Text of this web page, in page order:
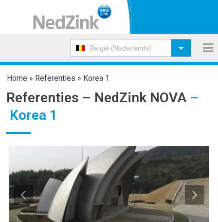
België (Nederlands)
Home » Referenties » Korea 1
Referenties – NedZink NOVA –
Korea 1